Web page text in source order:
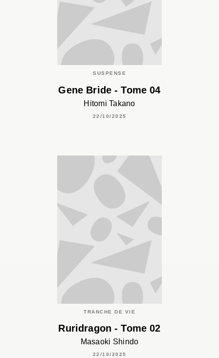
SUSPENSE
Gene Bride - Tome 04
Hitomi Takano
22/10/2025
TRANCHE DE VIE
Ruridragon - Tome 02
Masaoki Shindo
22/10/2025